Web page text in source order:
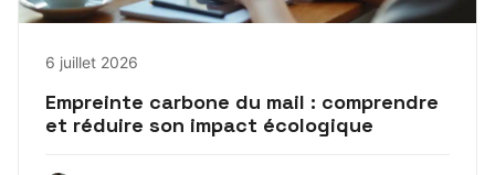
6 juillet 2026
Empreinte carbone du mail : comprendre
et réduire son impact écologique